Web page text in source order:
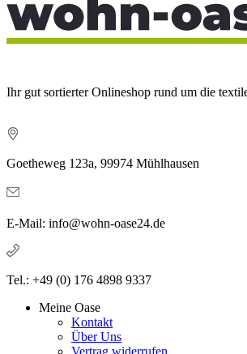
Ihr gut sortierter Onlineshop rund um die
Goetheweg 123a, 99974 Mühlhausen
E-Mail: info@wohn-oase24.de
Tel.: +49 (0) 176 4898 9337
Meine Oase
Kontakt
Über Uns
Vertrag widerrufen